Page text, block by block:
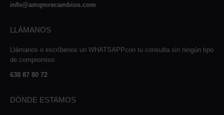
info@amqmrecambios.com
LLÁMANOS
Llámanos o escríbenos un WHATSAPPcon tu consulta sin ningún tipo
de compromiso
638 87 80 72
DÓNDE ESTAMOS